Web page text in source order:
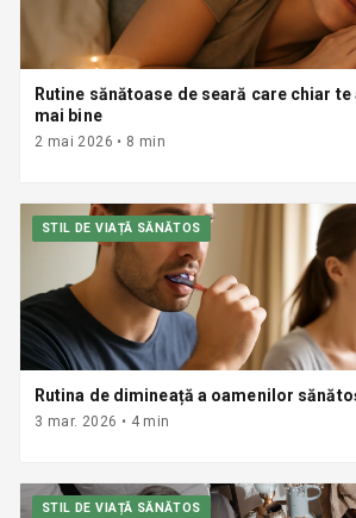
Rutine sănătoase de seară care chiar
mai bine
2 mai 2026 • 8 min
STIL DE VIAȚĂ SĂNĂTOS
Rutina de dimineață a oamenilor
3 mar. 2026 • 4 min
STIL DE VIAȚĂ SĂNĂTOS